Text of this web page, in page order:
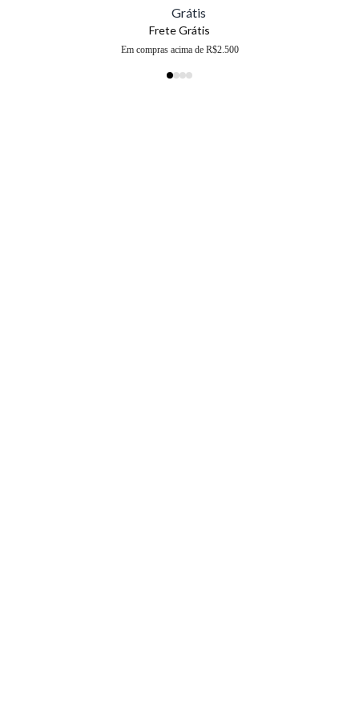
Frete Grátis
Em compras acima de R$2.500